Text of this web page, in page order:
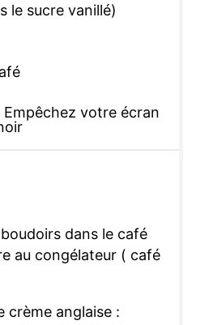
le sucre vanillé)
Empêchez votre écran
dans le café
au congélateur ( café
crème anglaise :